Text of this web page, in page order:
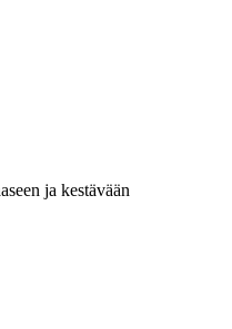
ja kestävään